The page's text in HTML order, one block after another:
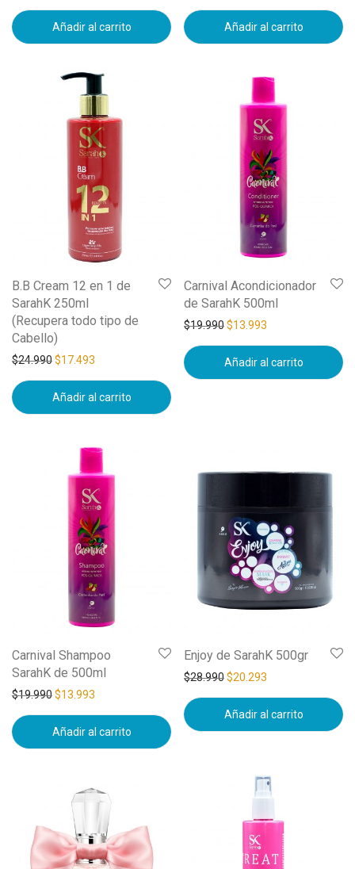
Añadir al carrito Añadir al carrito
B.B Cream 12 en 1 de
SarahK 250ml
(Recupera todo tipo de
Cabello)
$24.990$17.493
Añadir al carrito
Carnival Acondicionador
de SarahK 500ml
$19.990$13.993
Añadir al carrito
Carnival Shampoo
SarahK de 500ml
$19.990$13.993
Añadir al carrito
Enjoy de SarahK 500gr
$28.990$20.293
Añadir al carrito